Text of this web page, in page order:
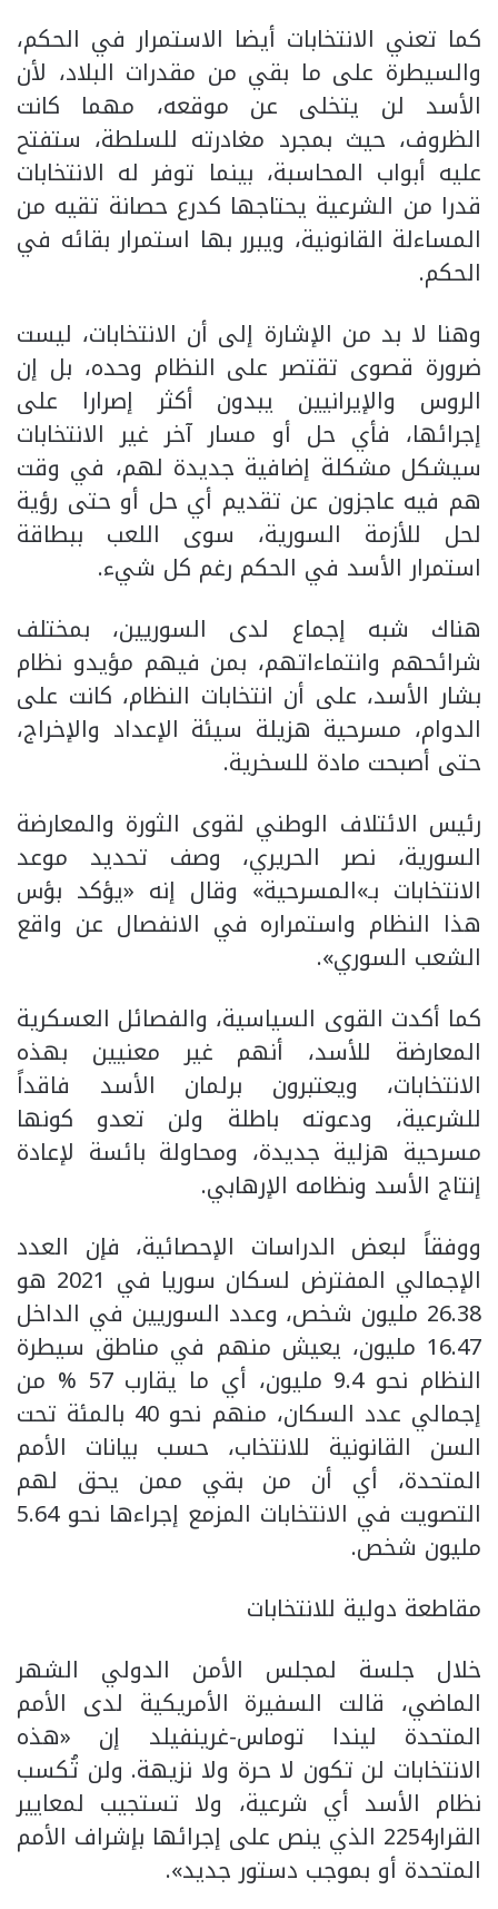
كما تعني الانتخابات أيضا الاستمرار في الحكم،
والسيطرة على ما بقي من مقدرات البلاد، لأن
الأسد لن يتخلى عن موقعه، مهما كانت
الظروف، حيث بمجرد مغادرته للسلطة، ستفتح
عليه أبواب المحاسبة، بينما توفر له الانتخابات
قدرا من الشرعية يحتاجها كدرع حصانة تقيه من
المساءلة القانونية، ويبرر بها استمرار بقائه في
الحكم.
وهنا لا بد من الإشارة إلى أن الانتخابات، ليست
ضرورة قصوى تقتصر على النظام وحده، بل إن
الروس والإيرانيين يبدون أكثر إصرارا على
إجرائها، فأي حل أو مسار آخر غير الانتخابات
سيشكل مشكلة إضافية جديدة لهم، في وقت
هم فيه عاجزون عن تقديم أي حل أو حتى رؤية
لحل للأزمة السورية، سوى اللعب ببطاقة
استمرار الأسد في الحكم رغم كل شيء.
هناك شبه إجماع لدى السوريين، بمختلف
شرائحهم وانتماءاتهم، بمن فيهم مؤيدو نظام
بشار الأسد، على أن انتخابات النظام، كانت على
الدوام، مسرحية هزيلة سيئة الإعداد والإخراج،
حتى أصبحت مادة للسخرية.
رئيس الائتلاف الوطني لقوى الثورة والمعارضة
السورية، نصر الحريري، وصف تحديد موعد
الانتخابات بـ»المسرحية» وقال إنه «يؤكد بؤس
هذا النظام واستمراره في الانفصال عن واقع
الشعب السوري».
كما أكدت القوى السياسية، والفصائل العسكرية
المعارضة للأسد، أنهم غير معنيين بهذه
الانتخابات، ويعتبرون برلمان الأسد فاقداً
للشرعية، ودعوته باطلة ولن تعدو كونها
مسرحية هزلية جديدة، ومحاولة بائسة لإعادة
إنتاج الأسد ونظامه الإرهابي.
ووفقاً لبعض الدراسات الإحصائية، فإن العدد
الإجمالي المفترض لسكان سوريا في 2021 هو
26.38 مليون شخص، وعدد السوريين في الداخل
16.47 مليون، يعيش منهم في مناطق سيطرة
النظام نحو 9.4 مليون، أي ما يقارب 57 % من
إجمالي عدد السكان، منهم نحو 40 بالمئة تحت
السن القانونية للانتخاب، حسب بيانات الأمم
المتحدة، أي أن من بقي ممن يحق لهم
التصويت في الانتخابات المزمع إجراءها نحو 5.64
مليون شخص.
مقاطعة دولية للانتخابات
خلال جلسة لمجلس الأمن الدولي الشهر
الماضي، قالت السفيرة الأمريكية لدى الأمم
المتحدة ليندا توماس-غرينفيلد إن «هذه
الانتخابات لن تكون لا حرة ولا نزيهة. ولن تُكسب
نظام الأسد أي شرعية، ولا تستجيب لمعايير
القرار2254 الذي ينص على إجرائها بإشراف الأمم
المتحدة أو بموجب دستور جديد».